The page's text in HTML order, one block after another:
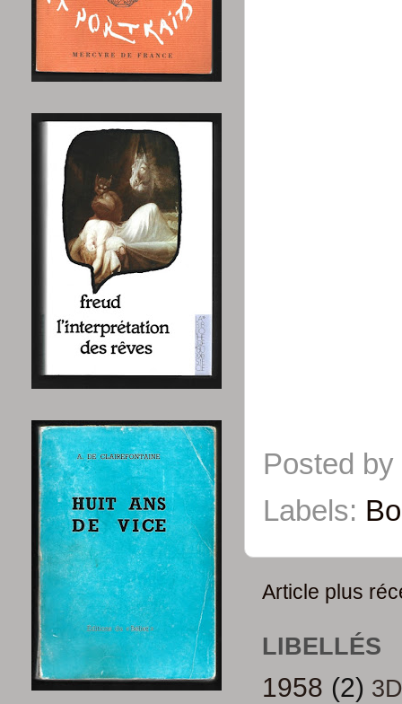
Posted by
Labels:
Article plus
LIBELLÉS
1958 (2)